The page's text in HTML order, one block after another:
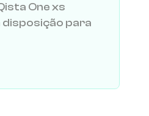
One xs
disposição para